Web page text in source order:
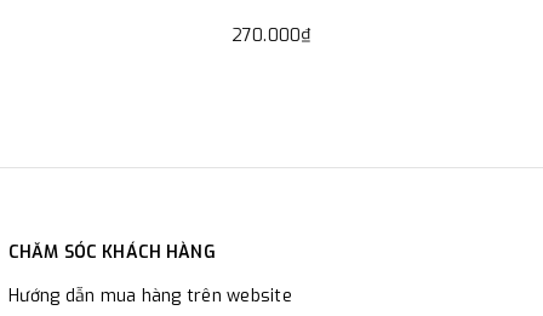
270.000₫
CHĂM SÓC KHÁCH HÀNG
Hướng dẫn mua hàng trên website